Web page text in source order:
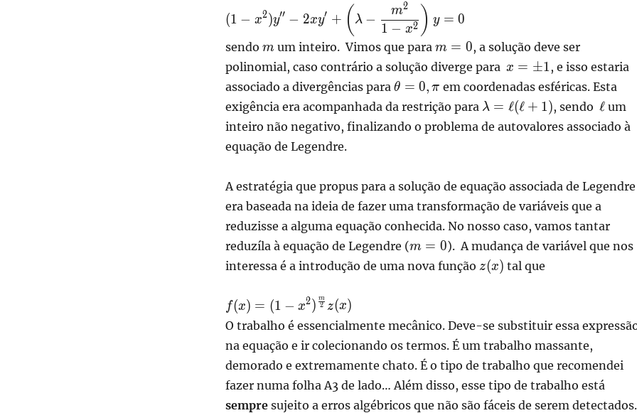
\displaystyle(1-
x^2)y'' - 2xy' +
\left(\lambda -
\frac{m^2}{1-
x^2}\right)y=0
(1 − x2)y′′ − 2xy′ + ( λ −
1 − x2
m2 ) y = 0
sendo m
mum inteiro. Vimos que para m=0
m = 0, a solução deve ser
polinomial, caso contrário a solução diverge para x=\pm
1
x = ±1 , e isso estaria
associado a divergências para \theta=0,\pi
θ = 0, π em coordenadas esféricas. Esta
exigência era acompanhada da restrição para \lambda =
\ell(\ell+1)
λ = ℓ(ℓ + 1), sendo\ell
ℓ um
inteiro não negativo, finalizando o problema de autovalores associado à
equação de Legendre.
A estratégia que propus para a solução de equação associada de Legendre
era baseada na ideia de fazer uma transformação de variáveis que a
reduzisse a alguma equação conhecida. No nosso caso, vamos tantar
reduzíla à equação de Legendre (m=0
m = 0). A mudança de variável que nos
interessa é a introdução de uma nova função z(x)
z(x) tal que
\displaystyle
f(x) = (1-
{2}z(x)
f(x) = (1 − x2) 2
m
z(x)
O trabalho é essencialmente mecânico. Deve-se substituir essa
na equação e ir colecionando os termos. É um trabalho massante,
demorado e extremamente chato. É o tipo de trabalho que recomendei
fazer numa folha A3 de lado… Além disso, esse tipo de trabalho está
sempresujeito a erros algébricos que não são fáceis de serem detectados.